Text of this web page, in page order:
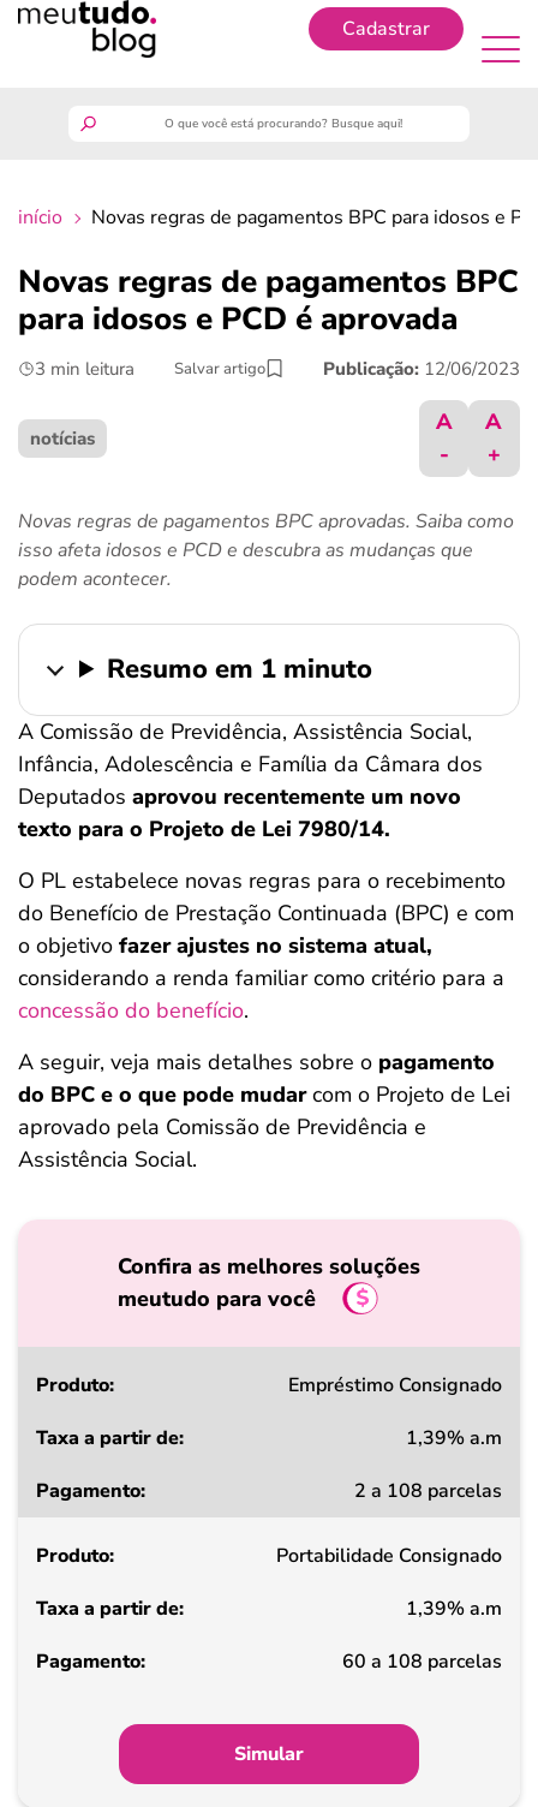
Cadastrar
finanças
benefícios
crédito fácil
ferramentas
início Novas regras de pagamentos BPC para idosos e
Novas regras de pagamentos BPC
para idosos e PCD é aprovada
3 min leitura Salvar artigo Publicação: 12/06/2023
notícias
A
-
A
+
Novas regras de pagamentos BPC aprovadas. Saiba como
isso afeta idosos e PCD e descubra as mudanças que
podem acontecer.
Resumo em 1 minuto
A Comissão de Previdência, Assistência Social,
Infância, Adolescência e Família da Câmara dos
Deputados aprovou recentemente um novo
texto para o Projeto de Lei 7980/14.
O PL estabelece novas regras para o recebimento
do Benefício de Prestação Continuada (BPC) e com
o objetivo fazer ajustes no sistema atual,
considerando a renda familiar como critério para a
concessão do benefício.
A seguir, veja mais detalhes sobre o pagamento
do BPC e o que pode mudarcom o Projeto de Lei
aprovado pela Comissão de Previdência e
Assistência Social.
Confira as melhores soluções
meutudo para você
Produto
a
de
Pagamento
Empréstimo Consignado
1,39% a.m
2 a 108 parcelas
Portabilidade Consignado
1,39% a.m
60 a 108 parcelas
Simular